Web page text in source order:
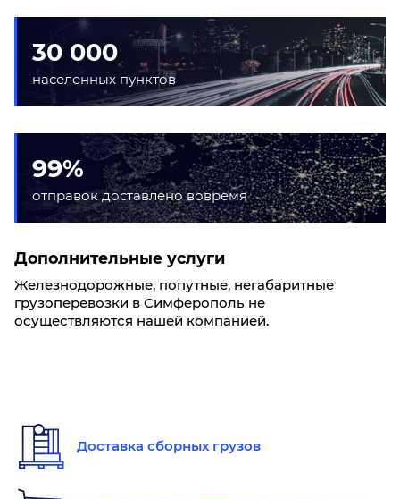
30 000
населенных пунктов
99%
отправок доставлено вовремя
Дополнительные услуги
Железнодорожные, попутные, негабаритные
грузоперевозки в Симферополь не
осуществляются нашей компанией.
Доставка сборных грузов